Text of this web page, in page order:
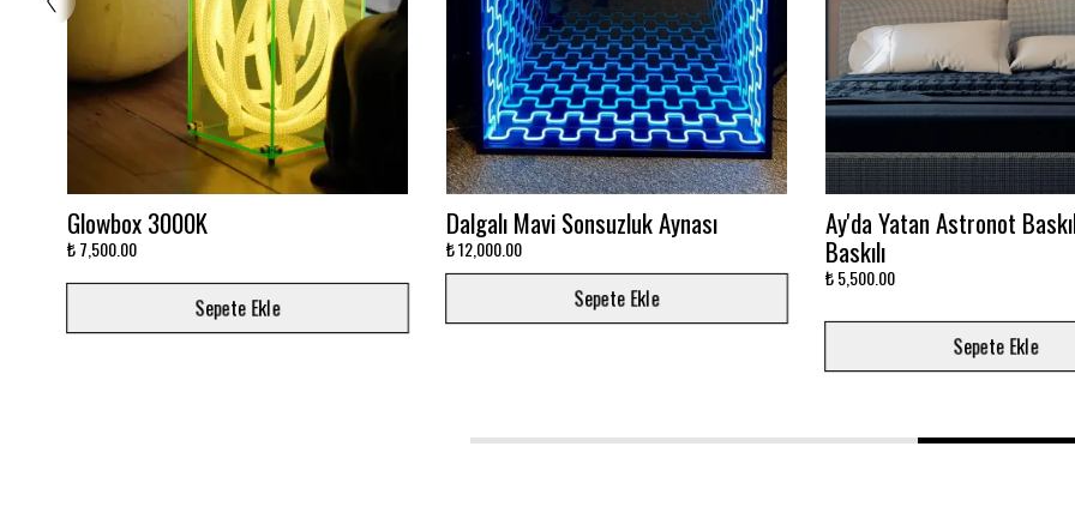
Ayna Neon 3 Renk
₺ 7,500.00
Sepete Ekle
Stitch Neon Duvar Logosu
₺ 4,000.00
Sepete Ekle
Takımını dekora çevir!
₺ 3,000.00
1 2 3